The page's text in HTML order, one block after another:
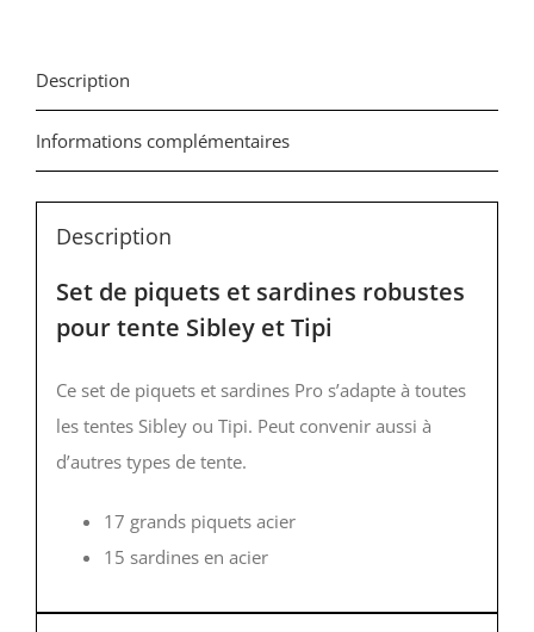
PRO
Description
Informations complémentaires
Description
Set de piquets et sardines robustes
pour tente Sibley et Tipi
Ce set de piquets et sardines Pro s’adapte à toutes
les tentes Sibley ou Tipi. Peut convenir aussi à
d’autres types de tente.
17 grands piquets acier
15 sardines en acier